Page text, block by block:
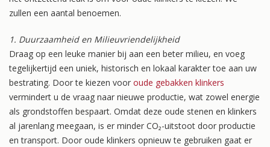
zullen een aantal benoemen.
1. Duurzaamheid en Milieuvriendelijkheid
Draag op een leuke manier bij aan een beter milieu, en voeg
tegelijkertijd een uniek, historisch en lokaal karakter toe aan uw
bestrating. Door te kiezen voor oude gebakken klinkers
vermindert u de vraag naar nieuwe productie, wat zowel energie
als grondstoffen bespaart. Omdat deze oude stenen en klinkers
al jarenlang meegaan, is er minder CO₂-uitstoot door productie
en transport. Door oude klinkers opnieuw te gebruiken gaat er